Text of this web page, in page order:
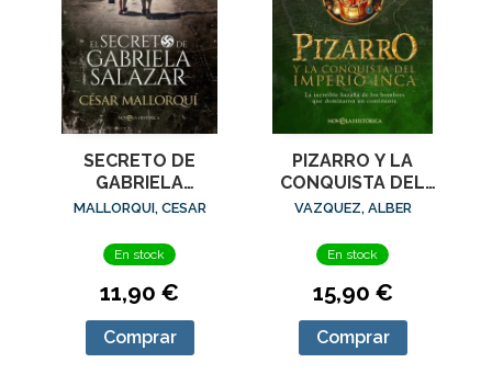
SECRETO DE
GABRIELA
SALAZAR, EL
MALLORQUI, CESAR
En stock
11,90 €
Comprar
PIZARRO Y LA
CONQUISTA DEL
IMPERIO INCA
VAZQUEZ, ALBER
En stock
15,90 €
Comprar